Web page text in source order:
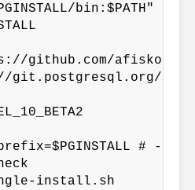
bin:$PATH"
github.com/afiskon/
git/
# --
install.sh